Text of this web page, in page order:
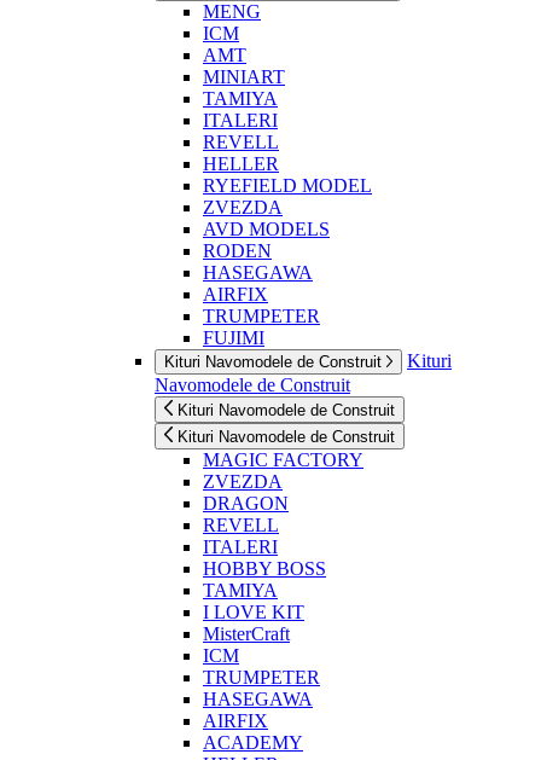
MENG
ICM
AMT
MINIART
TAMIYA
ITALERI
REVELL
HELLER
RYEFIELD MODEL
ZVEZDA
AVD MODELS
RODEN
HASEGAWA
AIRFIX
TRUMPETER
FUJIMI
Kituri Navomodele de Construit
Kituri
Navomodele de Construit
Kituri Navomodele de Construit
Kituri Navomodele de Construit
MAGIC FACTORY
ZVEZDA
DRAGON
REVELL
ITALERI
HOBBY BOSS
TAMIYA
I LOVE KIT
MisterCraft
ICM
TRUMPETER
HASEGAWA
AIRFIX
ACADEMY